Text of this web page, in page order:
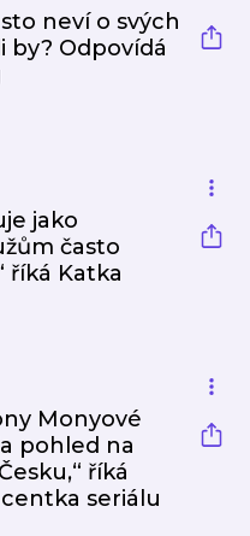
neví o svých
by? Odpovídá
jako
často
říká Katka
Monyové
pohled na
říká
seriálu